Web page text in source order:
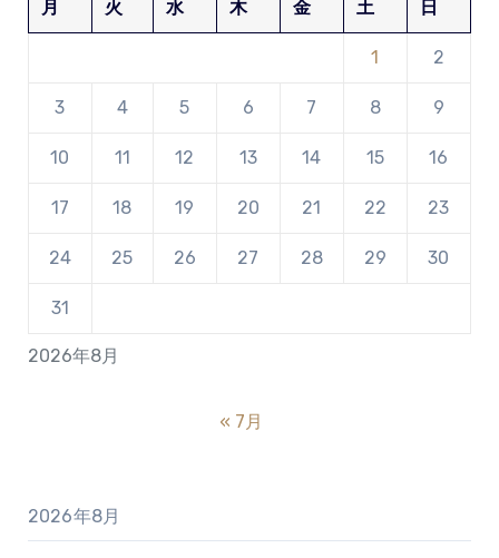
2026年8月
月 火 水 木 金 土 日
1 2
3 4 5 6 7 8 9
10 11 12 13 14 15 16
17 18 19 20 21 22 23
24 25 26 27 28 29 30
31
« 7月
2026年8月